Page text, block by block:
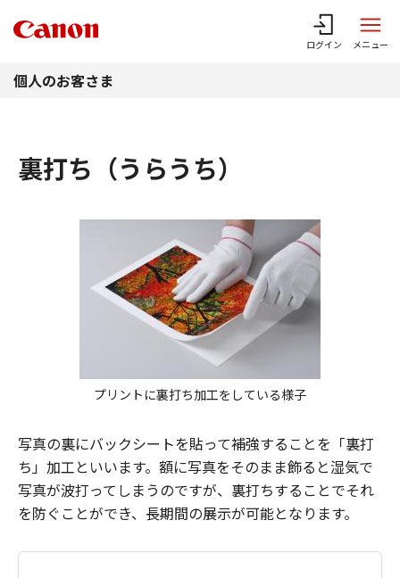
ログイン メニュー
個人のお客さま
裏打ち（うらうち）
プリントに裏打ち加工をしている様子
写真の裏にバックシートを貼って補強することを「裏打
ち」加工といいます。額に写真をそのまま飾ると湿気で
写真が波打ってしまうのですが、裏打ちすることでそれ
を防ぐことができ、長期間の展示が可能となります。